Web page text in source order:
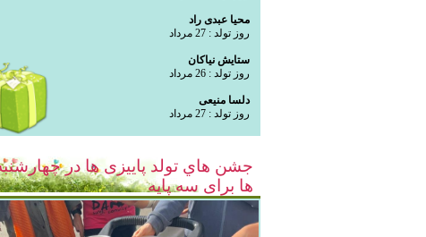
محیا عبدی راد
روز تولد : 27 مرداد
ستایش نیاکان
روز تولد : 26 مرداد
دلسا منیعی
روز تولد : 27 مرداد
جشن هاي تولد پاییزی ها در
ها برای سه پایه